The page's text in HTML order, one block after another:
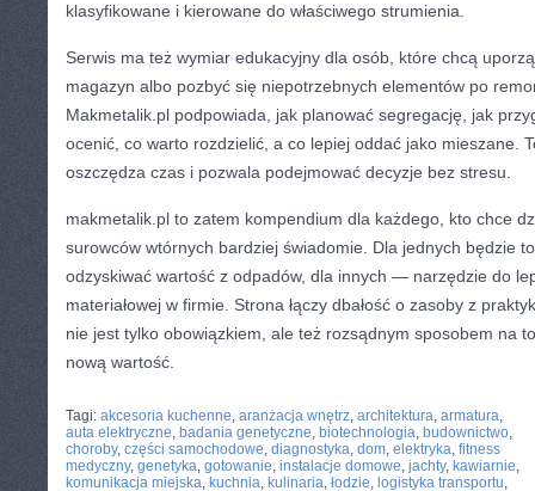
klasyfikowane i kierowane do właściwego strumienia.
Serwis ma też wymiar edukacyjny dla osób, które chcą
magazyn albo pozbyć się niepotrzebnych elementów po
Makmetalik.pl podpowiada, jak planować segregację, jak
ocenić, co warto rozdzielić, a co lepiej oddać jako mieszane.
oszczędza czas i pozwala podejmować decyzje bez stresu.
makmetalik.pl to zatem kompendium dla każdego, kto chce
surowców wtórnych bardziej świadomie. Dla jednych będzie
odzyskiwać wartość z odpadów, dla innych — narzędzie do
materiałowej w firmie. Strona łączy dbałość o zasoby z
nie jest tylko obowiązkiem, ale też rozsądnym sposobem na
nową wartość.
Tagi: akcesoria kuchenne, aranżacja wnętrz, architektura, armatura,
auta elektryczne, badania genetyczne, biotechnologia, budownictwo,
choroby, części samochodowe, diagnostyka, dom, elektryka, fitness
medyczny, genetyka, gotowanie, instalacje domowe, jachty, kawiarnie,
komunikacja miejska, kuchnia, kulinaria, łodzie, logistyka transportu,